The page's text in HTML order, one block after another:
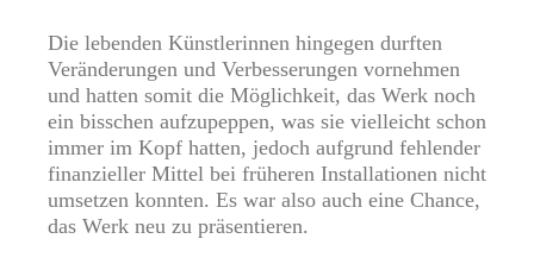
Die lebenden Künstlerinnen hingegen durften
Veränderungen und Verbesserungen vornehmen
und hatten somit die Möglichkeit, das Werk noch
ein bisschen aufzupeppen, was sie vielleicht schon
immer im Kopf hatten, jedoch aufgrund fehlender
finanzieller Mittel bei früheren Installationen nicht
umsetzen konnten. Es war also auch eine Chance,
das Werk neu zu präsentieren.